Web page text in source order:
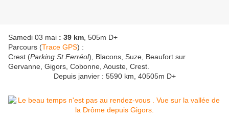
Samedi 03 mai : 39 km , 505m D+
Parcours (Trace GPS) :
Crest (Parking St Ferréol), Blacons, Suze, Beaufort sur
Gervanne, Gigors, Cobonne, Aouste, Crest.
Depuis janvier : 5590 km, 40505m D+